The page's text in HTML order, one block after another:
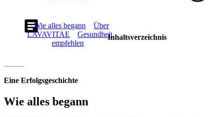
Wie alles begann
Über
LAVAVITAE
Gesundheit
empfehlen
Inhaltsverzeichnis
Eine Erfolgsgeschichte
Wie alles begann